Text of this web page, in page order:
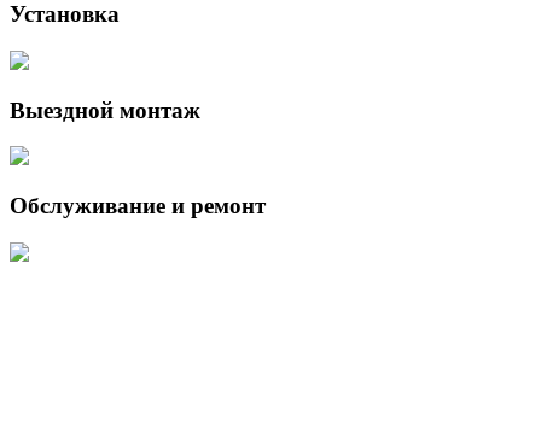
Установка
Выездной монтаж
Обслуживание и ремонт